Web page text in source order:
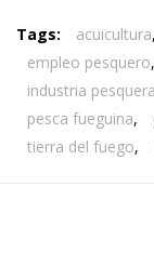
Tags: acuicultura,
empleo pesquero,
industria pesquera
pesca fueguina,
tierra del fuego,